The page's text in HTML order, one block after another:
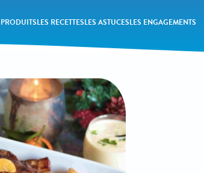
LES RECETTESLES ASTUCESLES ENGAGEMENTS